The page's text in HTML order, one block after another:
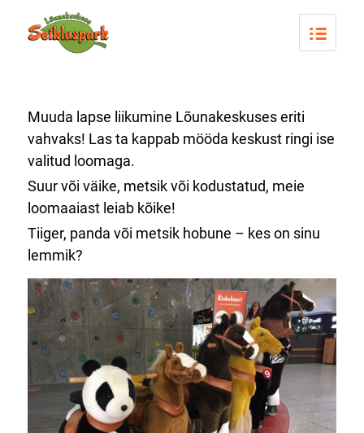
Muuda lapse liikumine Lõunakeskuses eriti
vahvaks! Las ta kappab mööda keskust ringi ise
valitud loomaga.
Suur või väike, metsik või kodustatud, meie
loomaaiast leiab kõike!
Tiiger, panda või metsik hobune – kes on sinu
lemmik?